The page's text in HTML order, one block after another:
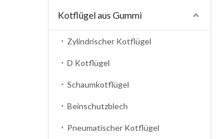
Kotflügel aus Gummi
Zylindrischer Kotflügel
D Kotflügel
Schaumkotflügel
Beinschutzblech
Pneumatischer Kotflügel